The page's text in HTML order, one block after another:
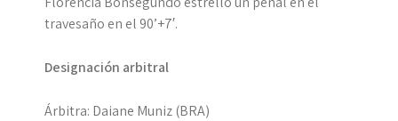
travesaño en el 90’+7′.
Designación arbitral
Árbitra: Daiane Muniz (BRA)